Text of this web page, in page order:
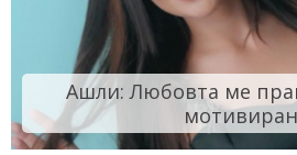
Ашли: Любовта ме